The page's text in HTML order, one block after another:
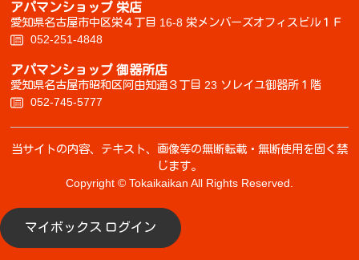
アパマンショップ 栄店
愛知県名古屋市中区栄４丁目 16-8 栄メンバーズオフィスビル１Ｆ
052-251-4848
アパマンショップ 御器所店
愛知県名古屋市昭和区阿由知通３丁目 23 ソレイユ御器所１階
052-745-5777
当サイトの内容、テキスト、画像等の無断転載・無断使用を固く禁
じます。
Copyright © Tokaikaikan All Rights Reserved.
マイボックス ログイン